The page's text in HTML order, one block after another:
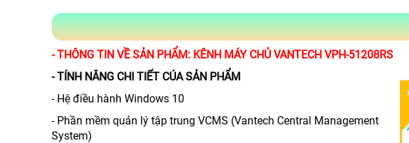
- THÔNG TIN VỀ SẢN PHẨM: KÊNH MÁY CHỦ VANTECH VPH-51208RS
- TÍNH NĂNG CHI TIẾT CÚA SẢN PHẨM
- Hệ điều hành Windows 10
- Phần mềm quản lý tập trung VCMS (Vantech Central Management
System)